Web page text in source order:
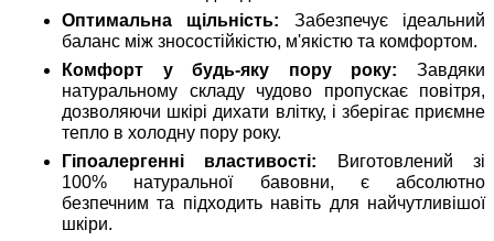
Оптимальна щільність: Забезпечує ідеальний
баланс між зносостійкістю, м'якістю та комфортом.
Комфорт у будь-яку пору року: Завдяки
натуральному складу чудово пропускає повітря,
дозволяючи шкірі дихати влітку, і зберігає приємне
тепло в холодну пору року.
Гіпоалергенні властивості: Виготовлений зі
100% натуральної бавовни, є абсолютно
безпечним та підходить навіть для найчутливішої
шкіри.